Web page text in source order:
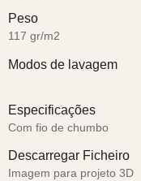
Peso
117 gr/m2
Modos de lavagem
Especificações
Com fio de chumbo
Descarregar Ficheiro
Imagem para projeto 3D